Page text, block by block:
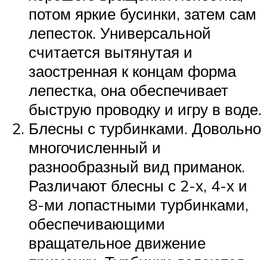
потом яркие бусинки, затем сам
лепесток. Универсальной
считается вытянутая и
заостренная к концам форма
лепестка, она обеспечивает
быструю проводку и игру в воде.
Блесны с турбинками. Довольно
многочисленный и
разнообразный вид приманок.
Различают блесны с 2-х, 4-х и
8-ми лопастными турбинками,
обеспечивающими
вращательное движение